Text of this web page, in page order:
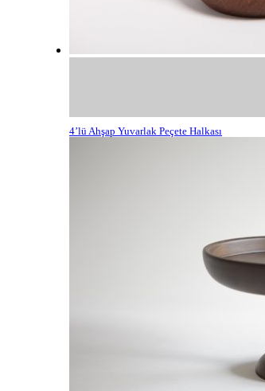
4’lü Ahşap Yuvarlak Peçete Halkası